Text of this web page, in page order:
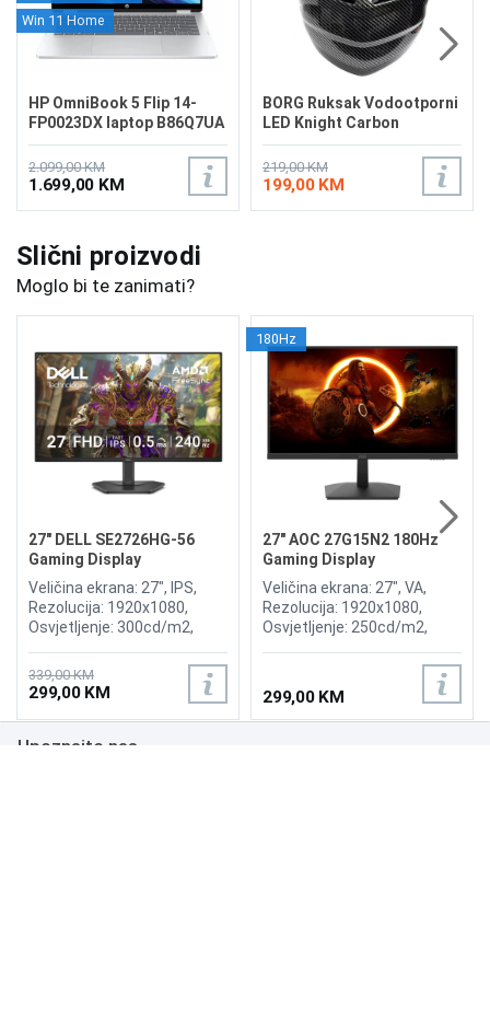
Win 11 Home
HP OmniBook 5 Flip 14-
FP0023DX laptop B86Q7UA
2.099,00 KM
1.699,00 KM
BORG Ruksak Vodootporni
LED Knight Carbon
219,00 KM
199,00 KM
Slični proizvodi
Moglo bi te zanimati?
27" DELL SE2726HG-56
Gaming Display
Veličina ekrana: 27", IPS,
Rezolucija: 1920x1080,
Osvjetljenje: 300cd/m2,
Osvježenje: 240Hz, AMD
FreeSync Premium,
Priključci: HDMI x2,
DisplayPort
339,00 KM
299,00 KM
180Hz
27" AOC 27G15N2 180Hz
Gaming Display
Veličina ekrana: 27", VA,
Rezolucija: 1920x1080,
Osvjetljenje: 250cd/m2,
DisplayPort 1.4,
299,00 KM
Upoznajte nas